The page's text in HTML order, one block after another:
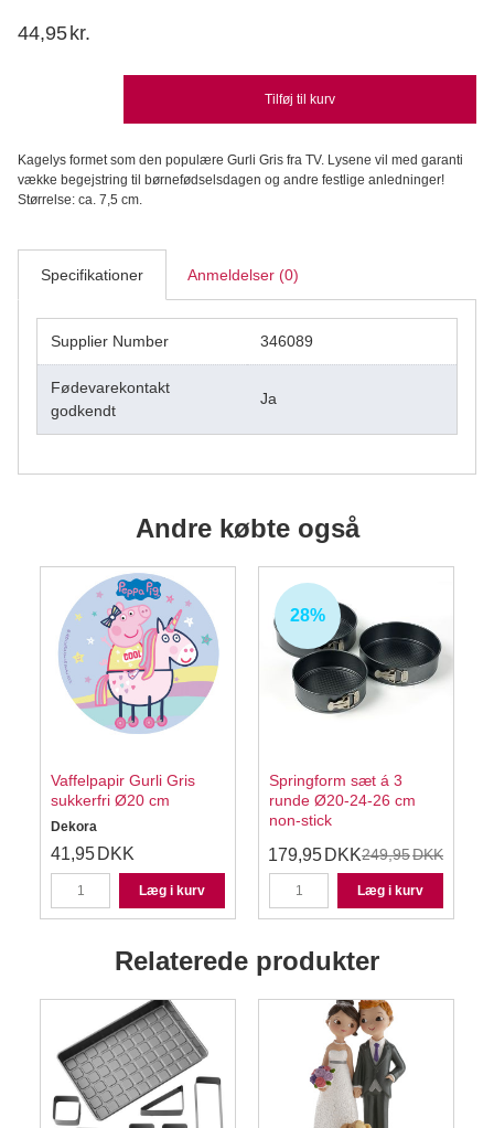
44,95 kr.
Tilføj til kurv
Kagelys formet som den populære Gurli Gris fra TV. Lysene vil med garanti
vække begejstring til børnefødselsdagen og andre festlige anledninger!
Størrelse: ca. 7,5 cm.
Specifikationer Anmeldelser (0)
Supplier Number 346089
Fødevarekontakt
godkendt
Ja
Andre købte også
Vaffelpapir Gurli Gris
sukkerfri Ø20 cm
Dekora
41,95 DKK
Læg i kurv
28%
Springform sæt á 3
runde Ø20-24-26 cm
non-stick
249,95DKK
179,95 DKK
Læg i kurv
Relaterede produkter